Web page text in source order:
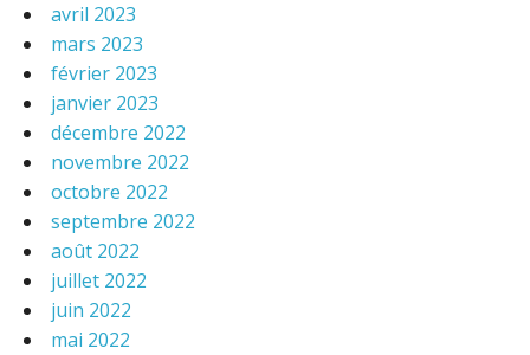
avril 2023
mars 2023
février 2023
janvier 2023
décembre 2022
novembre 2022
octobre 2022
septembre 2022
août 2022
juillet 2022
juin 2022
mai 2022